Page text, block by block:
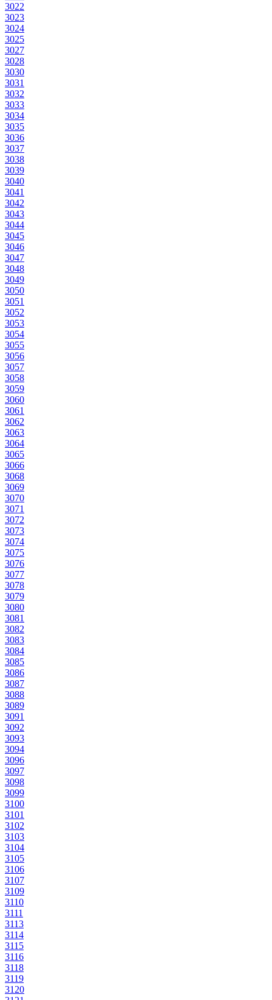
3022
3023
3024
3025
3027
3028
3030
3031
3032
3033
3034
3035
3036
3037
3038
3039
3040
3041
3042
3043
3044
3045
3046
3047
3048
3049
3050
3051
3052
3053
3054
3055
3056
3057
3058
3059
3060
3061
3062
3063
3064
3065
3066
3068
3069
3070
3071
3072
3073
3074
3075
3076
3077
3078
3079
3080
3081
3082
3083
3084
3085
3086
3087
3088
3089
3091
3092
3093
3094
3096
3097
3098
3099
3100
3101
3102
3103
3104
3105
3106
3107
3109
3110
3111
3113
3114
3115
3116
3118
3119
3120